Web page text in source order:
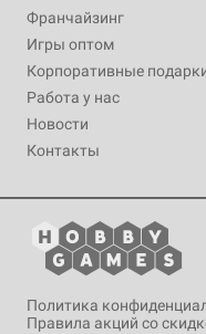
Франчайзинг
Игры оптом
Корпоративные
Работа у нас
Новости
Контакты
Политика
Правила акций со